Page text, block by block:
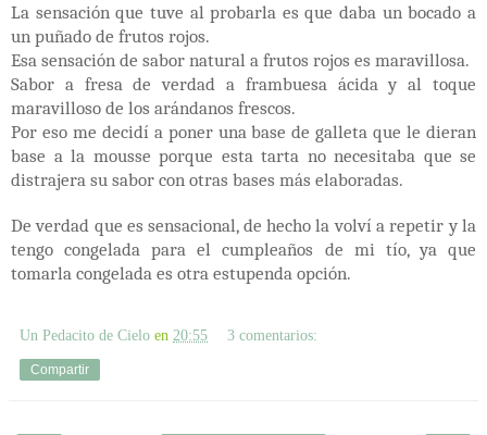
La sensación que tuve al probarla es que daba un bocado a
un puñado de frutos rojos.
Esa sensación de sabor natural a frutos rojos es maravillosa.
Sabor a fresa de verdad a frambuesa ácida y al toque
maravilloso de los arándanos frescos.
Por eso me decidí a poner una base de galleta que le dieran
base a la mousse porque esta tarta no necesitaba que se
distrajera su sabor con otras bases más elaboradas.
De verdad que es sensacional, de hecho la volví a repetir y la
tengo congelada para el cumpleaños de mi tío, ya que
tomarla congelada es otra estupenda opción.
Un Pedacito de Cielo en 20:55 3 comentarios:
Compartir